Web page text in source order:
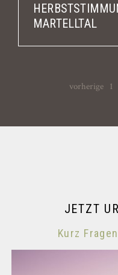
MARTELLTAL
vorherige 1
JETZT
Kurz